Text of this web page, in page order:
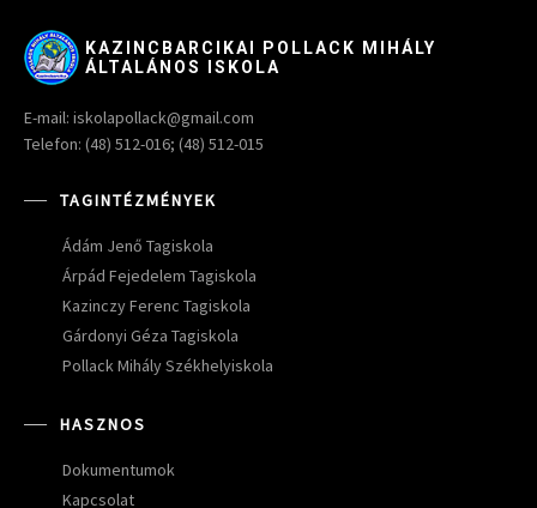
KAZINCBARCIKAI POLLACK MIHÁLY
ÁLTALÁNOS ISKOLA
E-mail: iskolapollack@gmail.com
Telefon: (48) 512-016; (48) 512-015
TAGINTÉZMÉNYEK
Ádám Jenő Tagiskola
Árpád Fejedelem Tagiskola
Kazinczy Ferenc Tagiskola
Gárdonyi Géza Tagiskola
Pollack Mihály Székhelyiskola
HASZNOS
Dokumentumok
Kapcsolat